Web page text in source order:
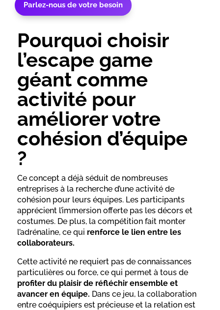
Parlez-nous de votre besoin
Pourquoi choisir
l’escape game
géant comme
activité pour
améliorer votre
cohésion d’équipe
?
Ce concept a déjà séduit de nombreuses
entreprises à la recherche d’une activité de
cohésion pour leurs équipes. Les participants
apprécient l’immersion offerte pas les décors et
costumes. De plus, la compétition fait monter
l’adrénaline, ce qui renforce le lien entre les
collaborateurs.
Cette activité ne requiert pas de connaissances
particulières ou force, ce qui permet à tous de
profiter du plaisir de réfléchir ensemble et
avancer en équipe. Dans ce jeu, la collaboration
entre coéquipiers est précieuse et la relation est